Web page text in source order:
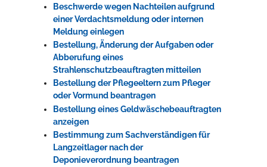
Beschwerde wegen Nachteilen aufgrund
einer Verdachtsmeldung oder internen
Meldung einlegen
Bestellung, Änderung der Aufgaben oder
Abberufung eines
Strahlenschutzbeauftragten mitteilen
Bestellung der Pflegeeltern zum Pfleger
oder Vormund beantragen
Bestellung eines Geldwäschebeauftragten
anzeigen
Bestimmung zum Sachverständigen für
Langzeitlager nach der
Deponieverordnung beantragen